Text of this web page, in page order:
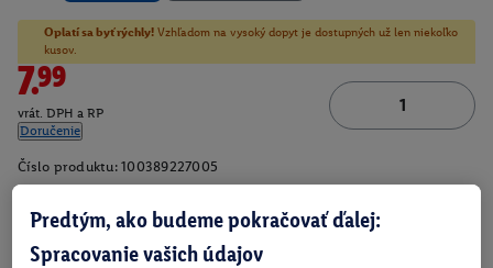
Oplatí sa byť rýchly! Vzhľadom na vysoký dopyt je dostupných už len niekoľko
kusov.
7.99
vrát. DPH a RP
Doručenie
Číslo produktu: 100389227005
O produkte
Predtým, ako budeme pokračovať ďalej:
Spracovanie vašich údajov